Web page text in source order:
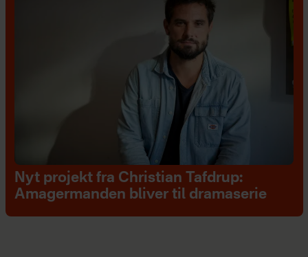
Nyt projekt fra Christian Tafdrup:
Amagermanden bliver til dramaserie